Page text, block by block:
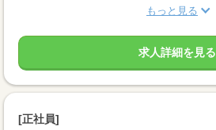
もっと見る
求人詳細を見る
[正社員]